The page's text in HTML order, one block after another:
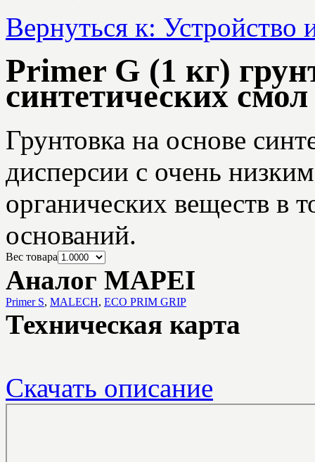
Вернуться к: Устройство
Primer G (1 кг)
синтетических
Грунтовка на основе
дисперсии с очень
органических веществ в
оснований.
Вес товара
Аналог MAPEI
Primer S, MALECH, ECO PRIM GRIP
Техническая карта
Скачать описание